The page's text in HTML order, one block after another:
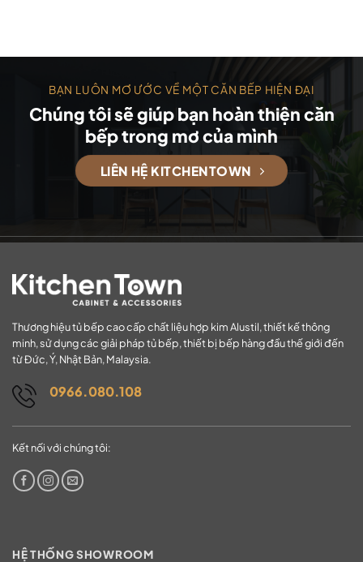
BẠN LUÔN MƠ ƯỚC VỀ MỘT CĂN BẾP HIỆN ĐẠI
Chúng tôi sẽ giúp bạn hoàn thiện căn
bếp trong mơ của mình
LIÊN HỆ KITCHENTOWN
Thương hiệu tủ bếp cao cấp chất liệu hợp kim Alustil, thiết kế thông
minh, sử dụng các giải pháp tủ bếp, thiết bị bếp hàng đầu thế giới đến
từ Đức, Ý, Nhật Bản, Malaysia.
0966.080.108
Kết nối với chúng tôi:
HỆ THỐNG SHOWROOM